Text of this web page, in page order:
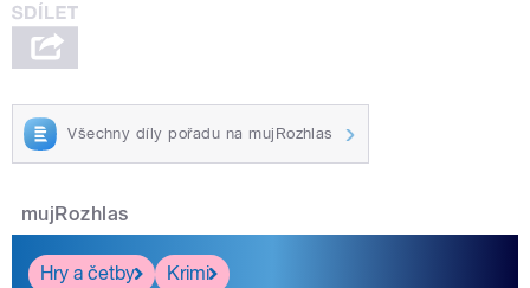
Všechny díly pořadu na mujRozhlas
mujRozhlas
Hry a četby Krimi